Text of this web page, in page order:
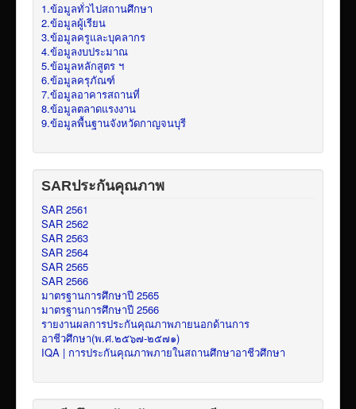
1.ข้อมูลทั่วไปสถานศึกษา
2.ข้อมูลผู้เรียน
3.ข้อมูลครูและบุคลากร
4.ข้อมูลงบประมาณ
5.ข้อมูลหลักสูตร ฯ
6.ข้อมูลครุภัณฑ์
7.ข้อมูลอาคารสถานที่
8.ข้อมูลตลาดแรงงาน
9.ข้อมูลพื้นฐานจังหวัดกาญจนบุรี
SARประกันคุณภาพ
SAR 2561
SAR 2562
SAR 2563
SAR 2564
SAR 2565
SAR 2566
มาตรฐานการศึกษาปี 2565
มาตรฐานการศึกษาปี 2566
รายงานผลการประกันคุณภาพภายนอกด้านการ
อาชีวศึกษา(พ.ศ.๒๕๖๗-๒๕๗๑)
IQA | การประกันคุณภาพภายในสถานศึกษาอาชีวศึกษา